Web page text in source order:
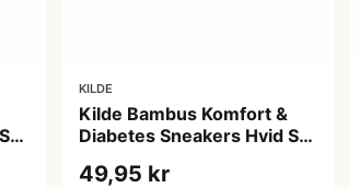
KILDE
Kilde Bambus Komfort &
Diabetes Sneakers Hvid Str.
49,95 kr